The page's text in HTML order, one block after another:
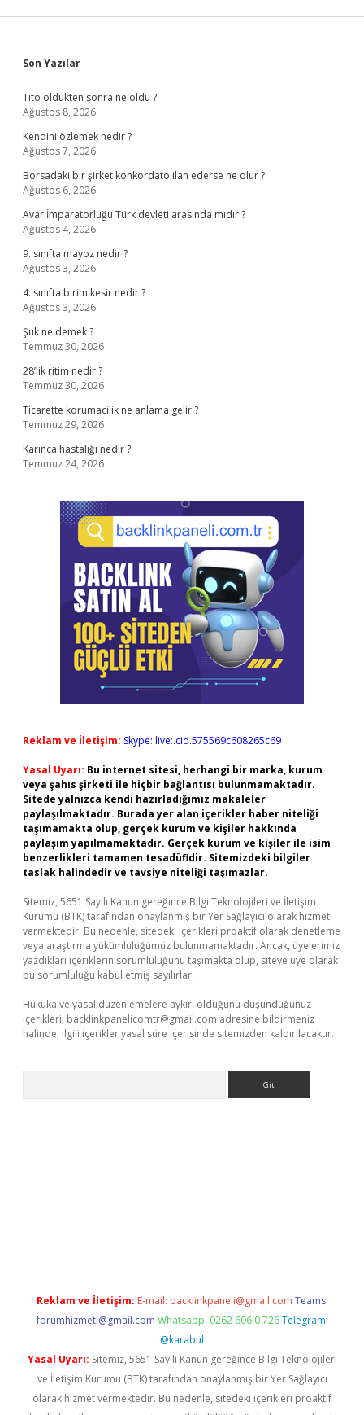
Sidebar
Son Yazılar
Tito öldükten sonra ne oldu ?
Ağustos 8, 2026
Kendini özlemek nedir ?
Ağustos 7, 2026
Borsadaki bir şirket konkordato ilan ederse ne olur ?
Ağustos 6, 2026
Avar İmparatorluğu Türk devleti arasında mıdır ?
Ağustos 4, 2026
9. sınıfta mayoz nedir ?
Ağustos 3, 2026
4. sınıfta birim kesir nedir ?
Ağustos 3, 2026
Şuk ne demek ?
Temmuz 30, 2026
28’lik ritim nedir ?
Temmuz 30, 2026
Ticarette korumacilik ne anlama gelir ?
Temmuz 29, 2026
Karınca hastalığı nedir ?
Temmuz 24, 2026
Reklam ve İletişim: Skype: live:.cid.575569c608265c69
Yasal Uyarı: Bu internet sitesi, herhangi bir marka, kurum
veya şahıs şirketi ile hiçbir bağlantısı bulunmamaktadır.
Sitede yalnızca kendi hazırladığımız makaleler
paylaşılmaktadır. Burada yer alan içerikler haber niteliği
taşımamakta olup, gerçek kurum ve kişiler hakkında
paylaşım yapılmamaktadır. Gerçek kurum ve kişiler ile isim
benzerlikleri tamamen tesadüfidir. Sitemizdeki bilgiler
taslak halindedir ve tavsiye niteliği taşımazlar.
Sitemiz, 5651 Sayılı Kanun gereğince Bilgi Teknolojileri ve İletişim
Kurumu (BTK) tarafından onaylanmış bir Yer Sağlayıcı olarak hizmet
vermektedir. Bu nedenle, sitedeki içerikleri proaktif olarak denetleme
veya araştırma yükümlülüğümüz bulunmamaktadır. Ancak, üyelerimiz
yazdıkları içeriklerin sorumluluğunu taşımakta olup, siteye üye olarak
bu sorumluluğu kabul etmiş sayılırlar.
Hukuka ve yasal düzenlemelere aykırı olduğunu düşündüğünüz
içerikleri, backlinkpanelicomtr@gmail.com adresine bildirmeniz
halinde, ilgili içerikler yasal süre içerisinde sitemizden kaldırılacaktır.
Reklam ve İletişim: E-mail: backlinkpaneli@gmail.com Teams:
forumhizmeti@gmail.com Whatsapp: 0262 606 0 726 Telegram:
@karabul
Yasal Uyarı: Sitemiz, 5651 Sayılı Kanun gereğince Bilgi Teknolojileri
ve İletişim Kurumu (BTK) tarafından onaylanmış bir Yer Sağlayıcı
olarak hizmet vermektedir. Bu nedenle, sitedeki içerikleri proaktif